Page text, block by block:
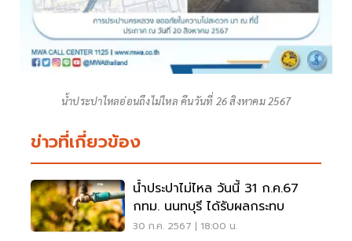
น้ำประปาไหลอ่อนถึงไม่ไหล คืนวันที่ 26 สิงหาคม 2567
ข่าวที่เกี่ยวข้อง
น้ำประปาไม่ไหล วันนี้ 31 ก.ค.67
กทม. นนทบุรี ได้รับผลกระทบ
30 ก.ค. 2567 | 18:00 น.